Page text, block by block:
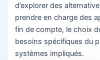
d’explorer des
prendre en charge des
fin de compte, le choix
besoins spécifiques du
systèmes impliqués.